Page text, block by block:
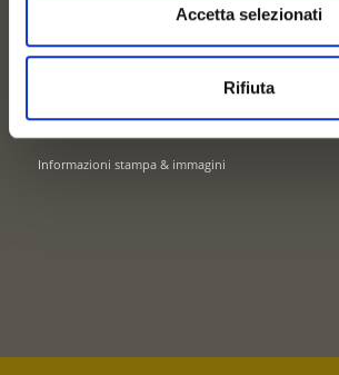
Accetta selezionati
Rifiuta
Cookie
Informazioni stampa & immagini